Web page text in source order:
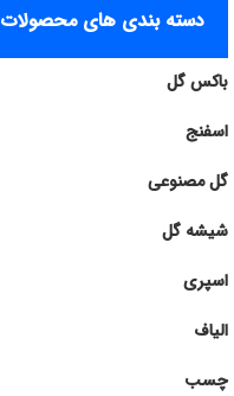
دسته بندی های محصولات
باکس گل
اسفنج
گل مصنوعی
شیشه گل
اسپری
الیاف
چسب